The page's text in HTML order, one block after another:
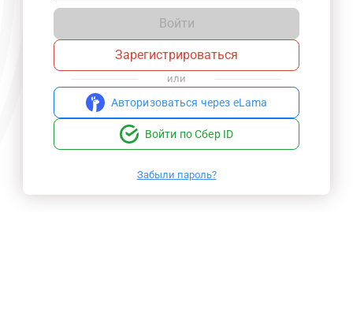
Войти
Зарегистрироваться
или
Авторизоваться через eLama
Войти по Сбер ID
Забыли пароль?